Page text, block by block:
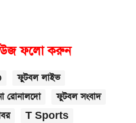
ফলো করুন
ফুটবল লাইভ
রোনালদো
ফুটবল সংবাদ
T Sports